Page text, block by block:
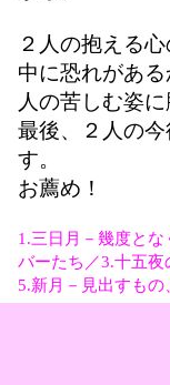
２人の抱える
中に恐れがあ
人の苦しむ姿
最後、２人の
す。
お薦め！
1.三日月－幾度と
バーたち／3.十五
5.新月－見出すも